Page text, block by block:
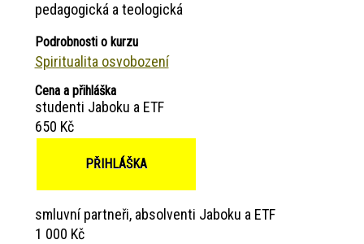
pedagogická a teologická
Podrobnosti o kurzu
Spiritualita osvobození
Cena a přihláška
studenti Jaboku a ETF
650 Kč
PŘIHLÁŠKA
smluvní partneři, absolventi Jaboku a ETF
1 000 Kč